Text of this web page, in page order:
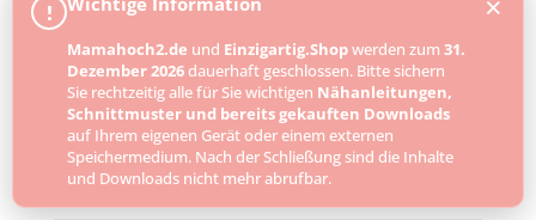
!
Mamahoch2.de und Einzigartig.Shopwerden zum 31.
Dezember 2026dauerhaft geschlossen. Bitte sichern
Sie rechtzeitig alle für Sie wichtigen Nähanleitungen,
Schnittmuster und bereits gekauften Downloads
auf Ihrem eigenen Gerät oder einem externen
Speichermedium. Nach der Schließung sind die Inhalte
und Downloads nicht mehr abrufbar.